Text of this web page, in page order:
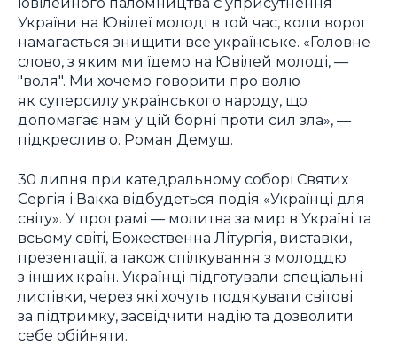
України на Ювілеї молоді в той час, коли ворог
намагається знищити все українське. «Головне
слово, з яким ми їдемо на Ювілей молоді, —
"воля". Ми хочемо говорити про волю
як суперсилу українського народу, що
допомагає нам у цій борні проти сил зла», —
підкреслив о. Роман Демуш.
30 липня при катедральному соборі Святих
Сергія і Вакха відбудеться подія «Українці для
світу». У програмі — молитва за мир в Україні та
всьому світі, Божественна Літургія, виставки,
презентації, а також спілкування з молоддю
з інших країн. Українці підготували спеціальні
листівки, через які хочуть подякувати світові
за підтримку, засвідчити надію та дозволити
себе обійняти.